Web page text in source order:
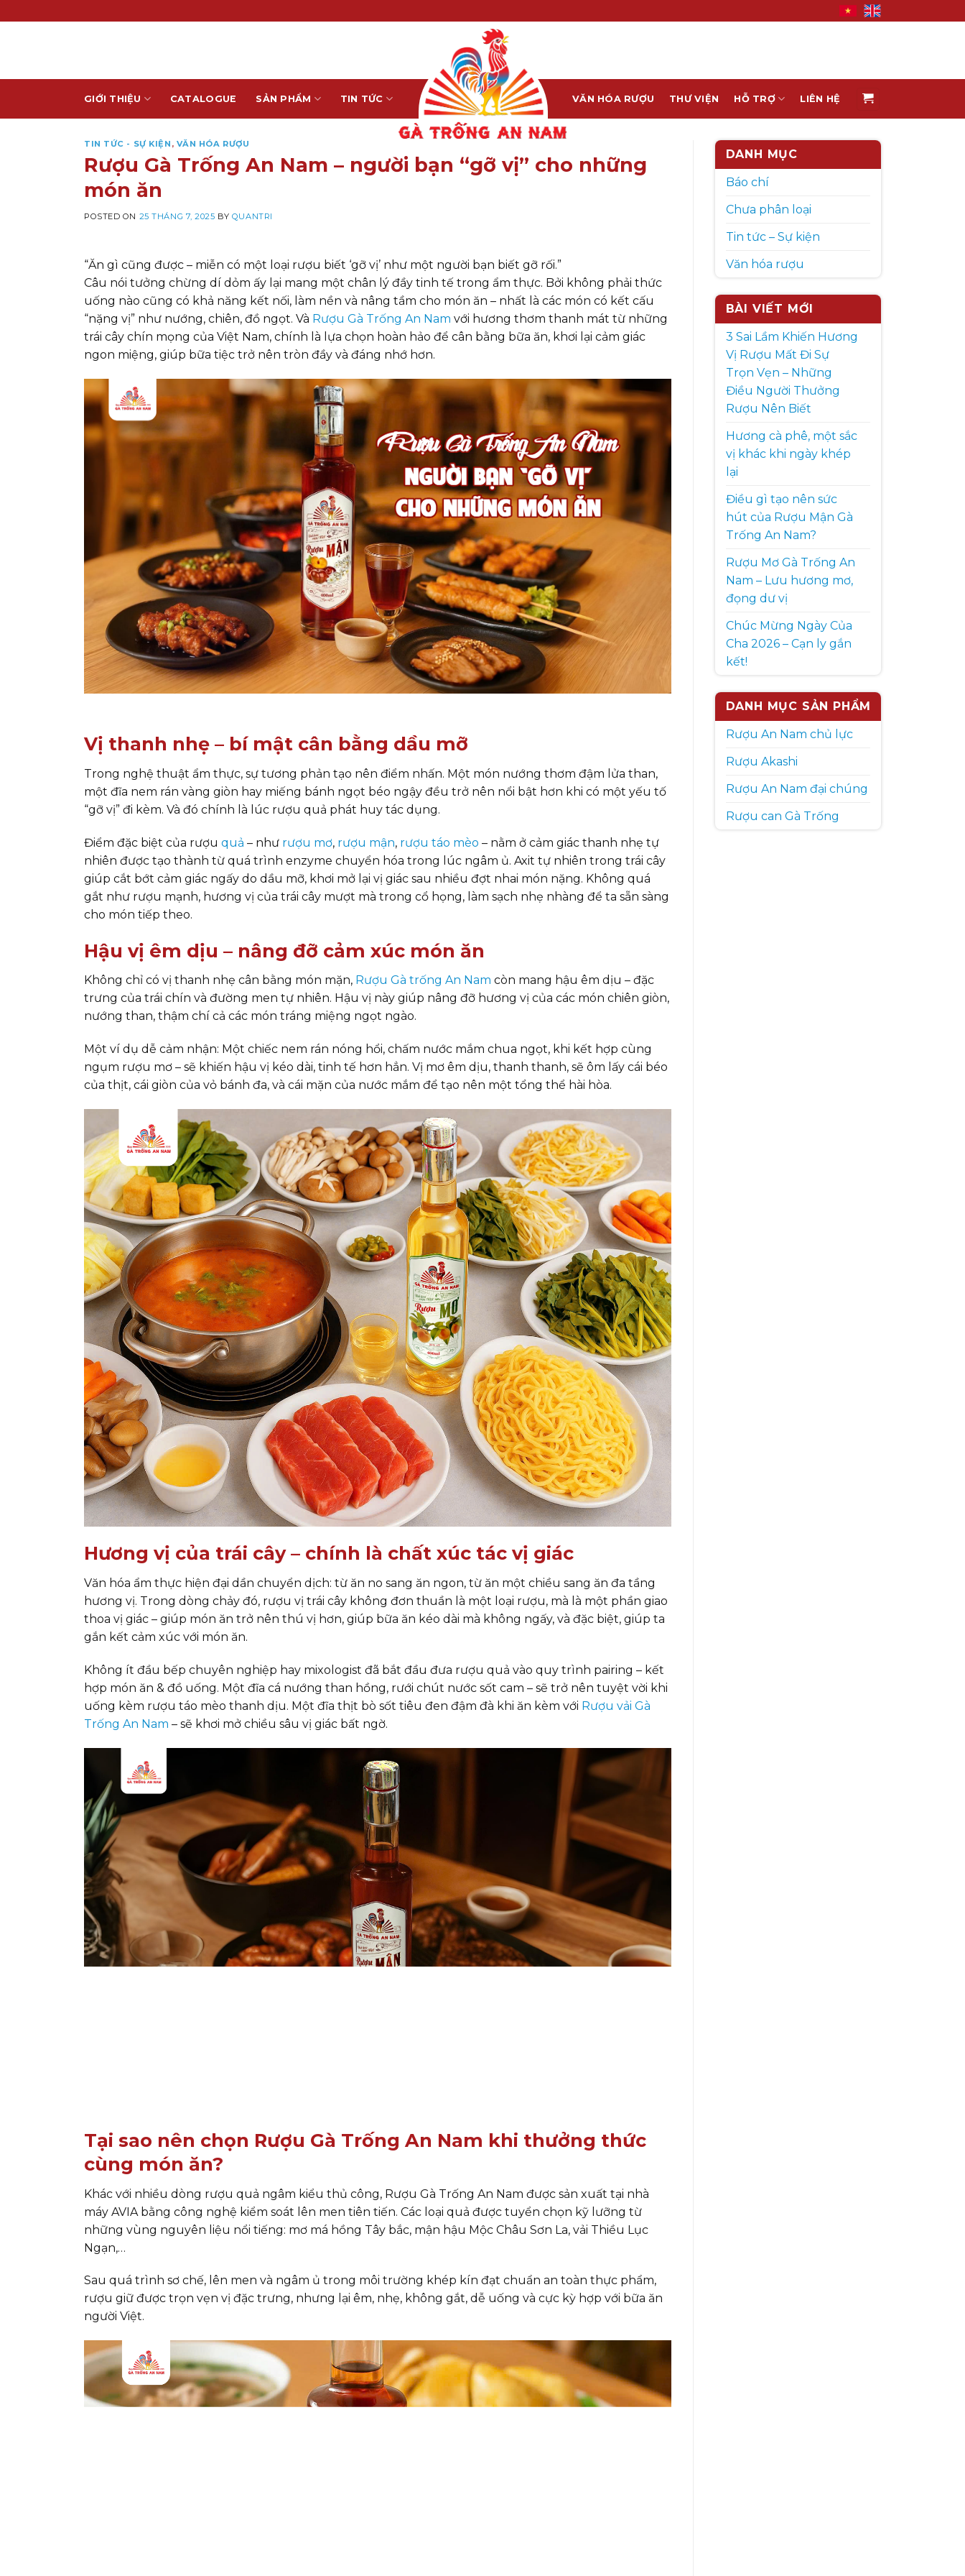
to
GIỚI THIỆU CATALOGUE SẢN PHẨM TIN TỨC VĂN HÓA RƯỢU THƯ VIỆN HỖ TRỢ LIÊN HỆ
TIN TỨC - SỰ KIỆN , VĂN HÓA RƯỢU
Rượu Gà Trống An Nam – người bạn “gỡ vị” cho những
món ăn
POSTED ON 25 THÁNG 7, 2025 BY QUANTRI
“Ăn gì cũng được – miễn có một loại rượu biết ‘gỡ vị’ như một người bạn biết gỡ rối.”
Câu nói tưởng chừng dí dỏm ấy lại mang một chân lý đầy tinh tế trong ẩm thực. Bởi không phải thức
uống nào cũng có khả năng kết nối, làm nền và nâng tầm cho món ăn – nhất là các món có kết cấu
“nặng vị” như nướng, chiên, đồ ngọt. Và Rượu Gà Trống An Nam với hương thơm thanh mát từ những
trái cây chín mọng của Việt Nam, chính là lựa chọn hoàn hảo để cân bằng bữa ăn, khơi lại cảm giác
ngon miệng, giúp bữa tiệc trở nên tròn đầy và đáng nhớ hơn.
Vị thanh nhẹ – bí mật cân bằng dầu mỡ
Trong nghệ thuật ẩm thực, sự tương phản tạo nên điểm nhấn. Một món nướng thơm đậm lửa than,
một đĩa nem rán vàng giòn hay miếng bánh ngọt béo ngậy đều trở nên nổi bật hơn khi có một yếu tố
“gỡ vị” đi kèm. Và đó chính là lúc rượu quả phát huy tác dụng.
Điểm đặc biệt của rượu quả – như rượu mơ, rượu mận, rượu táo mèo – nằm ở cảm giác thanh nhẹ tự
nhiên được tạo thành từ quá trình enzyme chuyển hóa trong lúc ngâm ủ. Axit tự nhiên trong trái cây
giúp cắt bớt cảm giác ngấy do dầu mỡ, khơi mở lại vị giác sau nhiều đợt nhai món nặng. Không quá
gắt như rượu mạnh, hương vị của trái cây mượt mà trong cổ họng, làm sạch nhẹ nhàng để ta sẵn sàng
cho món tiếp theo.
Hậu vị êm dịu – nâng đỡ cảm xúc món ăn
Không chỉ có vị thanh nhẹ cân bằng món mặn, Rượu Gà trống An Nam còn mang hậu êm dịu – đặc
trưng của trái chín và đường men tự nhiên. Hậu vị này giúp nâng đỡ hương vị của các món chiên giòn,
nướng than, thậm chí cả các món tráng miệng ngọt ngào.
Một ví dụ dễ cảm nhận: Một chiếc nem rán nóng hổi, chấm nước mắm chua ngọt, khi kết hợp cùng
ngụm rượu mơ – sẽ khiến hậu vị kéo dài, tinh tế hơn hẳn. Vị mơ êm dịu, thanh thanh, sẽ ôm lấy cái béo
của thịt, cái giòn của vỏ bánh đa, và cái mặn của nước mắm để tạo nên một tổng thể hài hòa.
Hương vị của trái cây – chính là chất xúc tác vị giác
Văn hóa ẩm thực hiện đại dần chuyển dịch: từ ăn no sang ăn ngon, từ ăn một chiều sang ăn đa tầng
hương vị. Trong dòng chảy đó, rượu vị trái cây không đơn thuần là một loại rượu, mà là một phần giao
thoa vị giác – giúp món ăn trở nên thú vị hơn, giúp bữa ăn kéo dài mà không ngấy, và đặc biệt, giúp ta
gắn kết cảm xúc với món ăn.
Không ít đầu bếp chuyên nghiệp hay mixologist đã bắt đầu đưa rượu quả vào quy trình pairing – kết
hợp món ăn & đồ uống. Một đĩa cá nướng than hồng, rưới chút nước sốt cam – sẽ trở nên tuyệt vời khi
uống kèm rượu táo mèo thanh dịu. Một đĩa thịt bò sốt tiêu đen đậm đà khi ăn kèm với Rượu vải Gà
Trống An Nam – sẽ khơi mở chiều sâu vị giác bất ngờ.
Tại sao nên chọn Rượu Gà Trống An Nam khi thưởng thức
cùng món ăn?
Khác với nhiều dòng rượu quả ngâm kiểu thủ công, Rượu Gà Trống An Nam được sản xuất tại nhà
máy AVIA bằng công nghệ kiểm soát lên men tiên tiến. Các loại quả được tuyển chọn kỹ lưỡng từ
những vùng nguyên liệu nổi tiếng: mơ má hồng Tây bắc, mận hậu Mộc Châu Sơn La, vải Thiều Lục
Ngạn,…
Sau quá trình sơ chế, lên men và ngâm ủ trong môi trường khép kín đạt chuẩn an toàn thực phẩm,
rượu giữ được trọn vẹn vị đặc trưng, nhưng lại êm, nhẹ, không gắt, dễ uống và cực kỳ hợp với bữa ăn
người Việt.
DANH MỤC
Báo chí
Chưa phân loại
Tin tức – Sự kiện
Văn hóa rượu
BÀI VIẾT MỚI
3 Sai Lầm Khiến Hương
Vị Rượu Mất Đi Sự
Trọn Vẹn – Những
Điều Người Thưởng
Rượu Nên Biết
Hương cà phê, một sắc
vị khác khi ngày khép
lại
Điều gì tạo nên sức
hút của Rượu Mận Gà
Trống An Nam?
Rượu Mơ Gà Trống An
Nam – Lưu hương mơ,
đọng dư vị
Chúc Mừng Ngày Của
Cha 2026 – Cạn ly gắn
kết!
DANH MỤC SẢN PHẨM
Rượu An Nam chủ lực
Rượu Akashi
Rượu An Nam đại chúng
Rượu can Gà Trống